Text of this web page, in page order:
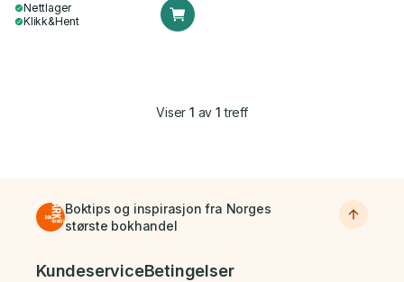
Nettlager
Klikk&Hent
Viser1 av 1 treff
Boktips og inspirasjon fra Norges
største bokhandel
Bunnmeny
KundeserviceBetingelser